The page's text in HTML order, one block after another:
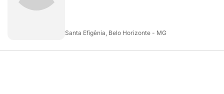
Santa Efigênia, Belo Horizonte - MG